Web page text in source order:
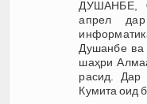
ДУШАНБЕ,
апрел
Душанбе ва
шаҳри
расид.
Кумита оид